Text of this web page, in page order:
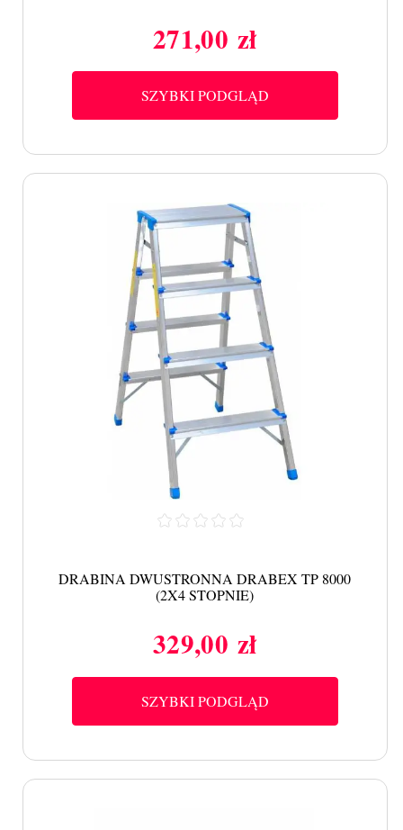
Cena
271,00 zł
SZYBKI PODGLĄD
DRABINA DWUSTRONNA DRABEX TP 8000
(2X4 STOPNIE)
Cena
329,00 zł
SZYBKI PODGLĄD